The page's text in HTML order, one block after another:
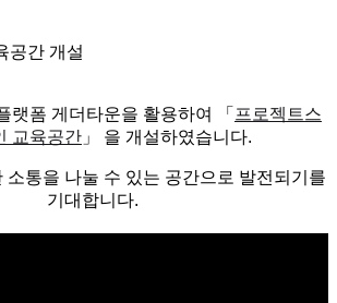
공간 개설
랫폼 게더타운을 활용하여 「 프로젝트스
교육공간 」 을 개설하였습니다.
소통을 나눌 수 있는 공간으로 발전되기를
기대합니다.